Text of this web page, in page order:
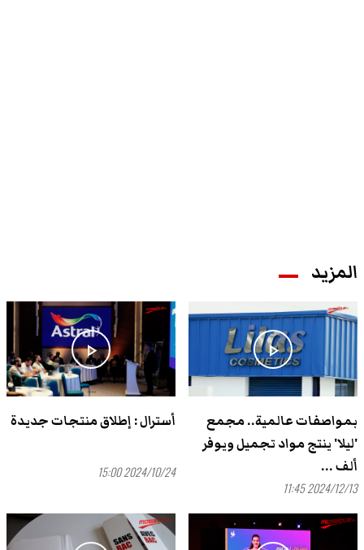
المزيد
play_arrow
بمواصفات عالمية.. مجمع
'ليلا' ينتج مواد تجميل ويوفر
ألف ...
2024/12/13 11:45
play_arrow
أسترال : إطلاق منتجات جديدة
2024/10/24 15:00